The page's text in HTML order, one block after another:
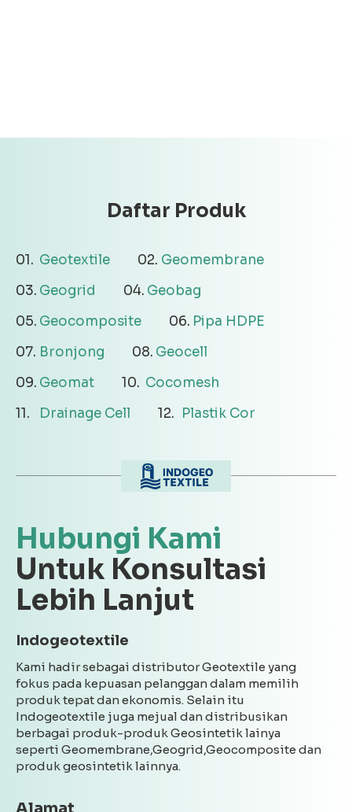
Daftar Produk
Geotextile
Geomembrane
Geogrid
Geobag
Geocomposite
Pipa HDPE
Bronjong
Geocell
Geomat
Cocomesh
Drainage Cell
Plastik Cor
Hubungi Kami
Untuk Konsultasi
Lebih Lanjut
Indogeotextile
Kami hadir sebagai distributor Geotextile yang
fokus pada kepuasan pelanggan dalam memilih
produk tepat dan ekonomis. Selain itu
Indogeotextile juga mejual dan distribusikan
berbagai produk-produk Geosintetik lainya
seperti Geomembrane,Geogrid,Geocomposite dan
produk geosintetik lainnya.